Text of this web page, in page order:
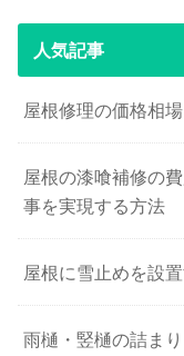
人気記事
屋根修理の価格相
屋根の漆喰補修の
事を実現する方法
屋根に雪止めを設
雨樋・竪樋の詰ま